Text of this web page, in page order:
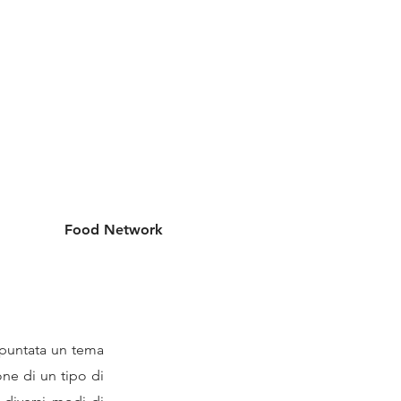
Food Network
un tema
di un tipo di